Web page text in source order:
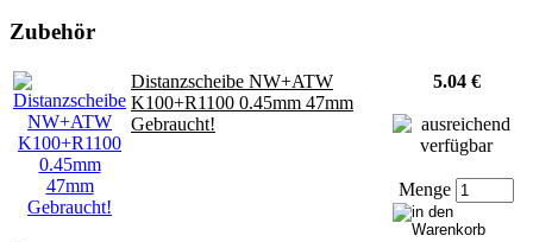
Zubehör
Distanzscheibe NW+ATW
K100+R1100 0.45mm 47mm
Gebraucht!
5.04 €
Menge